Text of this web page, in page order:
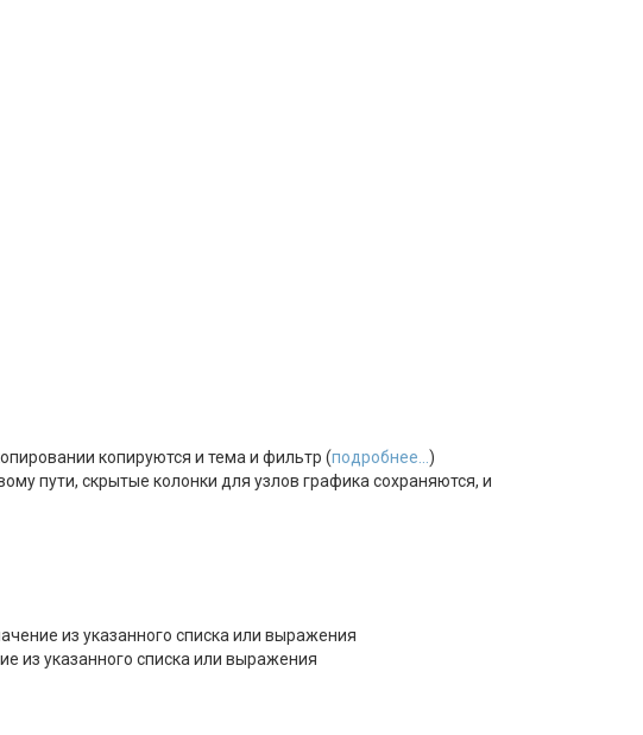
копируются и тема и фильтр (подробнее... )
пути, скрытые колонки для узлов графика сохраняются, и
из указанного списка или выражения
из указанного списка или выражения